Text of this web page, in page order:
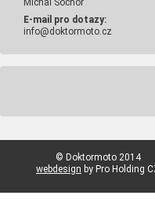
Michal Sochor
E-mail pro dotazy:
info@doktormoto.cz
© Doktormoto 2014
webdesign by Pro Holding